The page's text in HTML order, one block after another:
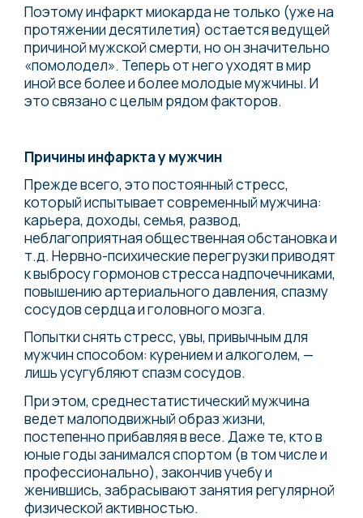
Поэтому инфаркт миокарда не только (уже на
протяжении десятилетия) остается ведущей
причиной мужской смерти, но он значительно
«помолодел». Теперь от него уходят в мир
иной все более и более молодые мужчины. И
это связано с целым рядом факторов.
Причины инфаркта у мужчин
Прежде всего, это постоянный стресс,
который испытывает современный мужчина:
карьера, доходы, семья, развод,
неблагоприятная общественная обстановка и
т.д. Нервно-психические перегрузки приводят
к выбросу гормонов стресса надпочечниками,
повышению артериального давления, спазму
сосудов сердца и головного мозга.
Попытки снять стресс, увы, привычным для
мужчин способом: курением и алкоголем, —
лишь усугубляют спазм сосудов.
При этом, среднестатистический мужчина
ведет малоподвижный образ жизни,
постепенно прибавляя в весе. Даже те, кто в
юные годы занимался спортом (в том числе и
профессионально), закончив учебу и
женившись, забрасывают занятия регулярной
физической активностью.